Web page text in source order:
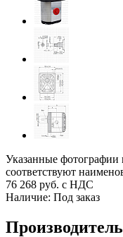
Указанные фотографии
соответствуют
76 268 руб. с НДС
Наличие: Под заказ
Производитель